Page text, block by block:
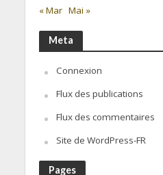
« Mar Mai »
Meta
Connexion
Flux des publications
Flux des commentaires
Site de WordPress-FR
Pages